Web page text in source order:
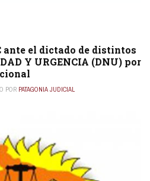
ante el dictado de distintos
Y URGENCIA (DNU) por
POR PATAGONIA JUDICIAL